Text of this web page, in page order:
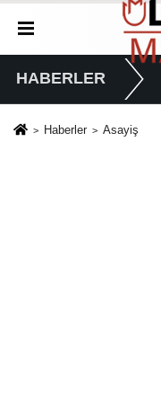
HABERLER
Haberler Asayiş